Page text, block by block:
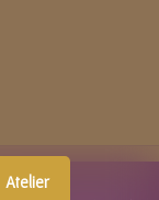
Atelier